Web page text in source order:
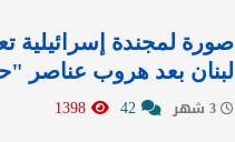
صورة لمجندة
لبنان بعد هروب عناصر